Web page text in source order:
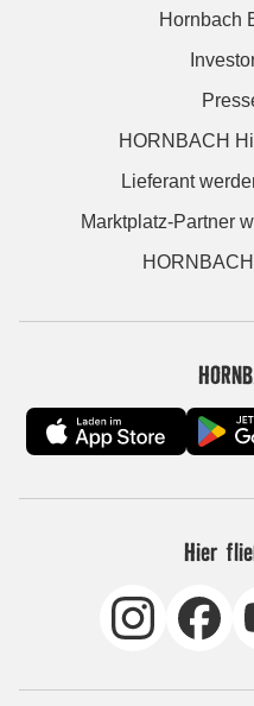
Hornbach
HORNBACH
Lieferant
Marktplatz-Partner
Hier